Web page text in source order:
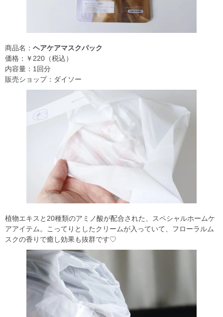
商品名： ヘアケアマスクパック
価格：￥220（税込）
内容量：1回分
販売ショップ：ダイソー
植物エキスと20種類のアミノ酸が配合された、スペシャルホームケ
アアイテム。こってりとしたクリームが入っていて、フローラルム
スクの香りで癒し効果も抜群です♡